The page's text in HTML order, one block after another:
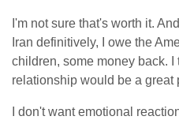
I'm not sure that's worth it.
Iran definitively, I owe the
children, some money back.
relationship would be a great
I don't want emotional